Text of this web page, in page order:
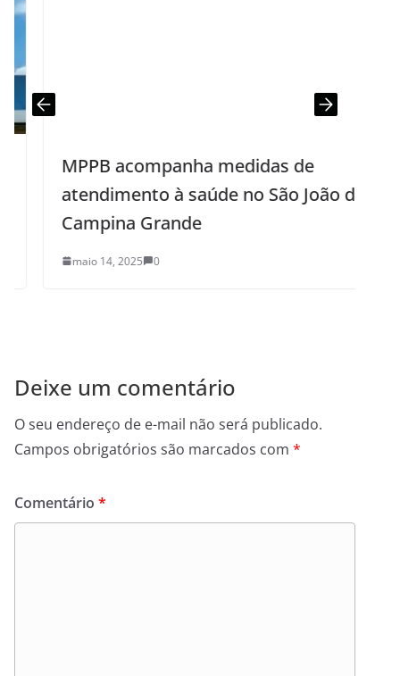
MPPB acompanha medidas de
atendimento à saúde no São João de
Campina Grande
maio 14, 2025 0
Deixe um comentário
O seu endereço de e-mail não será publicado.
Campos obrigatórios são marcados com *
Comentário *